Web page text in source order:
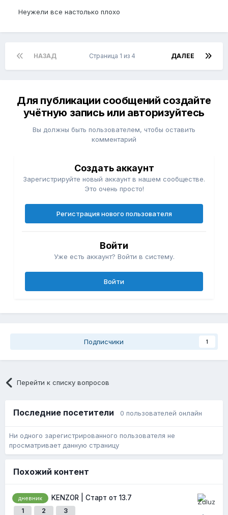
Неужели все настолько плохо
НАЗАД ДАЛЕЕ
Страница 1 из 4
Для публикации сообщений создайте
учётную запись или авторизуйтесь
Вы должны быть пользователем, чтобы оставить
комментарий
Создать аккаунт
Зарегистрируйте новый аккаунт в нашем сообществе.
Это очень просто!
Регистрация нового пользователя
Войти
Уже есть аккаунт? Войти в систему.
Войти
Подписчики 1
Перейти к списку вопросов
Последние посетители 0 пользователей онлайн
Ни одного зарегистрированного пользователя не
просматривает данную страницу
Похожий контент
дневник KENZOR | Старт от 13.7
1 2 3